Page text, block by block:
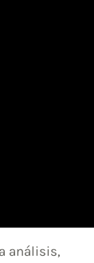
análisis,